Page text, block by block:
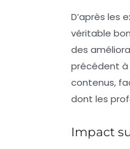
D’après les
véritable
des
précédent à
contenus,
dont les
Impact